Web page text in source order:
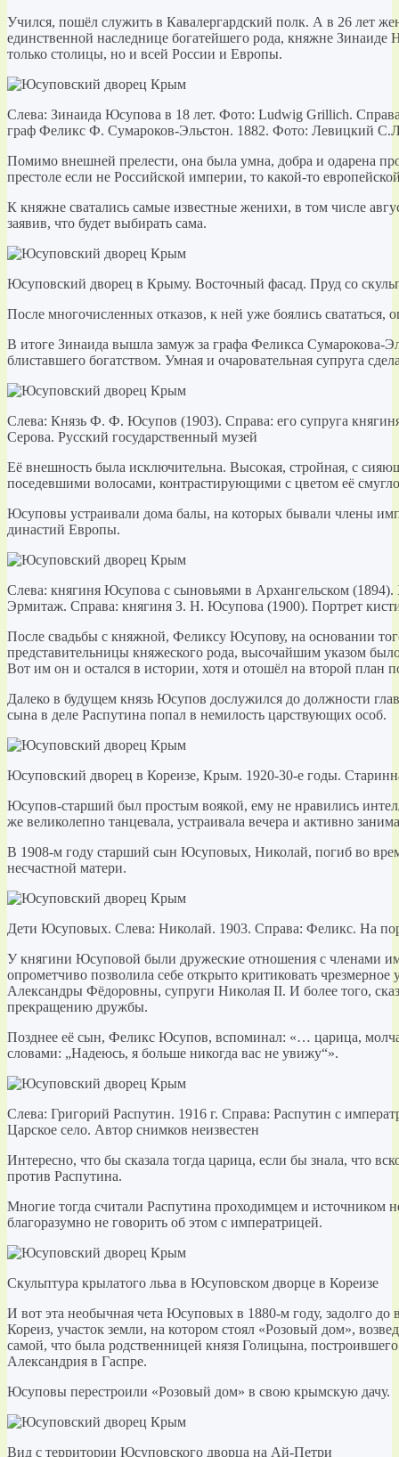
Учился, пошёл служить в Кавалергардский полк. А в 26 лет
единственной наследнице богатейшего рода, княжне
только столицы, но и всей России и Европы.
Слева: Зинаида Юсупова в 18 лет. Фото: Ludwig Grillich.
граф Феликс Ф. Сумароков-Эльстон. 1882. Фото: Левицкий
Помимо внешней прелести, она была умна, добра и одарена
престоле если не Российской империи, то какой-то
К княжне сватались самые известные женихи, в том числе
заявив, что будет выбирать сама.
Юсуповский дворец в Крыму. Восточный фасад. Пруд со
После многочисленных отказов, к ней уже боялись
В итоге Зинаида вышла замуж за графа Феликса Сумарокова-
блиставшего богатством. Умная и очаровательная супруга
Слева: Князь Ф. Ф. Юсупов (1903). Справа: его супруга
Серова. Русский государственный музей
Её внешность была исключительна. Высокая, стройная, с
поседевшими волосами, контрастирующими с цветом её
Юсуповы устраивали дома балы, на которых бывали члены
династий Европы.
Слева: княгиня Юсупова с сыновьями в Архангельском
Эрмитаж. Справа: княгиня З. Н. Юсупова (1900). Портрет
После свадьбы с княжной, Феликсу Юсупову, на основании
представительницы княжеского рода, высочайшим указом
Вот им он и остался в истории, хотя и отошёл на второй план
Далеко в будущем князь Юсупов дослужился до должности
сына в деле Распутина попал в немилость царствующих особ.
Юсуповский дворец в Кореизе, Крым. 1920-30-е годы.
Юсупов-старший был простым воякой, ему не нравились
же великолепно танцевала, устраивала вечера и активно
В 1908-м году старший сын Юсуповых, Николай, погиб во
несчастной матери.
Дети Юсуповых. Слева: Николай. 1903. Справа: Феликс. На
У княгини Юсуповой были дружеские отношения с членами
опрометчиво позволила себе открыто критиковать
Александры Фёдоровны, супруги Николая II. И более того,
прекращению дружбы.
Позднее её сын, Феликс Юсупов, вспоминал: «… царица, молча
словами: „Надеюсь, я больше никогда вас не увижу“».
Слева: Григорий Распутин. 1916 г. Справа: Распутин с
Царское село. Автор снимков неизвестен
Интересно, что бы сказала тогда царица, если бы знала, что
против Распутина.
Многие тогда считали Распутина проходимцем и источником
благоразумно не говорить об этом с императрицей.
Скульптура крылатого льва в Юсуповском дворце в Кореизе
И вот эта необычная чета Юсуповых в 1880-м году, задолго
Кореиз, участок земли, на котором стоял «Розовый дом»,
самой, что была родственницей князя Голицына,
Александрия в Гаспре.
Юсуповы перестроили «Розовый дом» в свою крымскую дачу.
Вид с территории Юсуповского дворца на Ай-Петри